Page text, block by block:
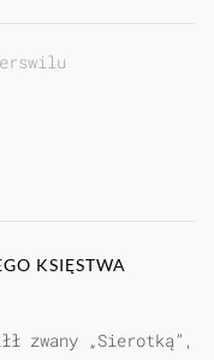
KSIĘSTWA
zwany „Sierotką”,